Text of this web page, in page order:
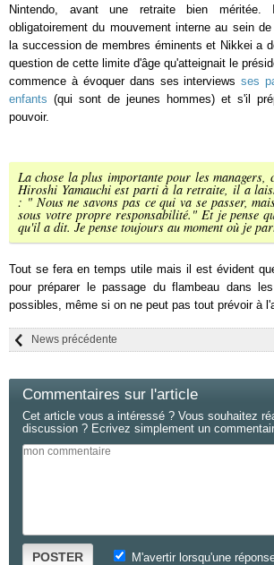
Nintendo, avant une retraite bien
obligatoirement du mouvement interne au sein
la succession de membres éminents et Nikkei a
question de cette limite d'âge qu'atteignait le
commence à évoquer dans ses interviewsses
enfants (qui sont de jeunes hommes) et s'il
pouvoir.
La chose la plus importante pour les managers,
Hiroshi Yamauchi est parti à la retraite, il a
: " Nous ne savons pas ce qui va se passer,
sous votre propre responsabilité." Et je pense
qu'il a dit. Je pense toujours au moment où je
Tout se fera en temps utile mais il est évident
pour préparer le passage du flambeau dans
possibles, même si on ne peut pas tout prévoir à
News précédente
Commentaires sur l'article
Cet article vous a intéressé ? Vous souhaitez
discussion ? Ecrivez simplement un
POSTER M'avertir lorsqu'une